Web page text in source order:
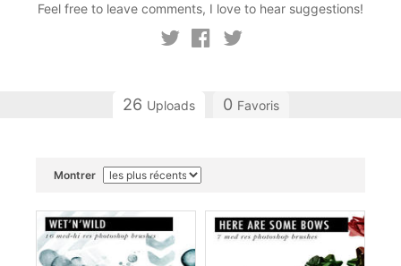
Feel free to leave comments, I love to hear suggestions!
26 Uploads 0 Favoris
Montrer